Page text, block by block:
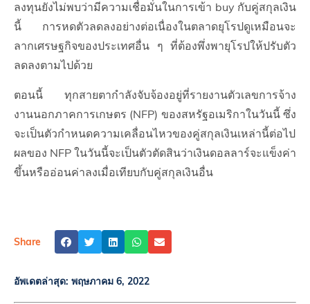
ลงทุนยังไม่พบว่ามีความเชื่อมั่นในการเข้า buy กับคู่สกุลเงิน
นี้ การหดตัวลดลงอย่างต่อเนื่องในตลาดยุโรปดูเหมือนจะ
ลากเศรษฐกิจของประเทศอื่น ๆ ที่ต้องพึ่งพายุโรปให้ปรับตัว
ลดลงตามไปด้วย
ตอนนี้ ทุกสายตากำลังจับจ้องอยู่ที่รายงานตัวเลขการจ้าง
งานนอกภาคการเกษตร (NFP) ของสหรัฐอเมริกาในวันนี้ ซึ่ง
จะเป็นตัวกำหนดความเคลื่อนไหวของคู่สกุลเงินเหล่านี้ต่อไป
ผลของ NFP ในวันนี้จะเป็นตัวตัดสินว่าเงินดอลลาร์จะแข็งค่า
ขึ้นหรืออ่อนค่าลงเมื่อเทียบกับคู่สกุลเงินอื่น
Share
อัพเดตล่าสุด: พฤษภาคม 6, 2022